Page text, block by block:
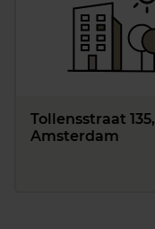
Tollensstraat 135,
Amsterdam